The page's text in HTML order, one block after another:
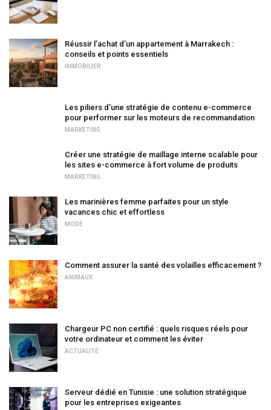
Réussir l’achat d’un appartement à Marrakech :
conseils et points essentiels
IMMOBILIER
Les piliers d’une stratégie de contenu e-commerce
pour performer sur les moteurs de recommandation
MARKETING
Créer une stratégie de maillage interne scalable pour
les sites e-commerce à fort volume de produits
MARKETING
Les marinières femme parfaites pour un style
vacances chic et effortless
MODE
Comment assurer la santé des volailles efficacement ?
ANIMAUX
Chargeur PC non certifié : quels risques réels pour
votre ordinateur et comment les éviter
ACTUALITÉ
Serveur dédié en Tunisie : une solution stratégique
pour les entreprises exigeantes